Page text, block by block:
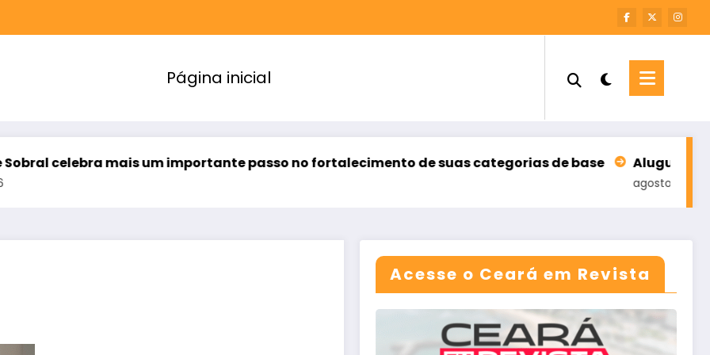
Página inicial
mais um importante passo no fortalecimento de suas categorias de base Aluguel no Ceará registra
Acesse o Ceará em Revista